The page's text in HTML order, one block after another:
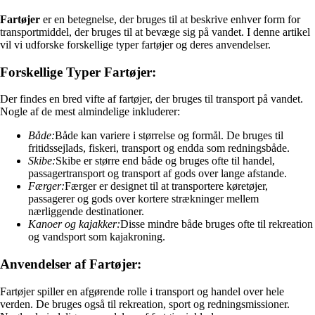
Fartøjer er en betegnelse, der bruges til at beskrive enhver form for
transportmiddel, der bruges til at bevæge sig på vandet. I denne artikel
vil vi udforske forskellige typer fartøjer og deres anvendelser.
Forskellige Typer Fartøjer:
Der findes en bred vifte af fartøjer, der bruges til transport på vandet.
Nogle af de mest almindelige inkluderer:
Både:Både kan variere i størrelse og formål. De bruges til
fritidssejlads, fiskeri, transport og endda som redningsbåde.
Skibe:Skibe er større end både og bruges ofte til handel,
passagertransport og transport af gods over lange afstande.
Færger:Færger er designet til at transportere køretøjer,
passagerer og gods over kortere strækninger mellem
nærliggende destinationer.
Kanoer og kajakker:Disse mindre både bruges ofte til rekreation
og vandsport som kajakroning.
Anvendelser af Fartøjer:
Fartøjer spiller en afgørende rolle i transport og handel over hele
verden. De bruges også til rekreation, sport og redningsmissioner.